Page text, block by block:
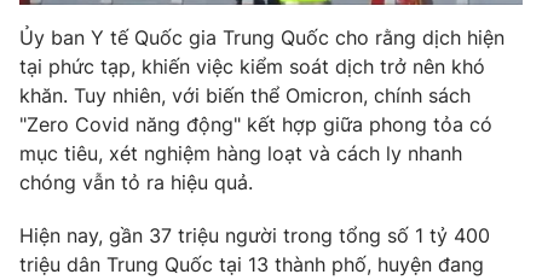
VTV Sức khoẻ Bất động sản
Thị trường 24h Tấm lòng Việt
VTV4
VTV9 VTV8
Ủy ban Y tế Quốc gia Trung Quốc cho rằng dịch hiện
tại phức tạp, khiến việc kiểm soát dịch trở nên khó
khăn. Tuy nhiên, với biến thể Omicron, chính sách
"Zero Covid năng động" kết hợp giữa phong tỏa có
mục tiêu, xét nghiệm hàng loạt và cách ly nhanh
chóng vẫn tỏ ra hiệu quả.
Hiện nay, gần 37 triệu người trong tổng số 1 tỷ 400
triệu dân Trung Quốc tại 13 thành phố, huyện đang